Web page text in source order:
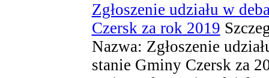
Zgłoszenie udziału w
Czersk za rok 2019
Nazwa: Zgłoszenie
stanie Gminy Czersk za